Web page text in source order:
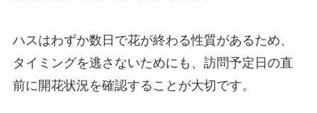
ハスはわずか数日で花が終わる性質があるため、
タイミングを逃さないためにも、訪問予定日の直
前に開花状況を確認することが大切です。